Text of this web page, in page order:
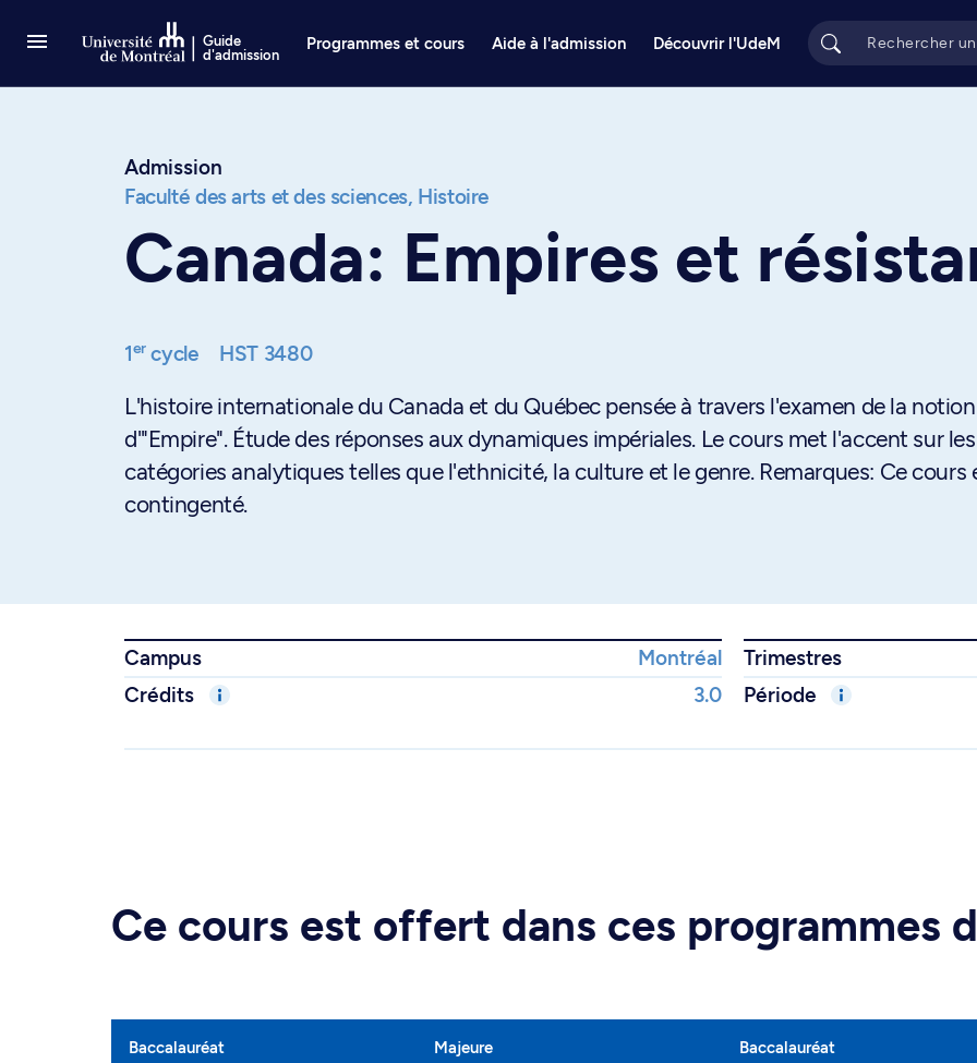
Guide
d'admission
Programmes et cours Aide à l'admission Découvrir l'UdeM
Admission
Faculté des arts et des sciences, Histoire
Canada: Empires et
1ercycle HST 3480
L'histoire internationale du Canada et du Québec pensée à travers l'examen de la notion
d'"Empire". Étude des réponses aux dynamiques impériales. Le cours met l'accent sur les
catégories analytiques telles que l'ethnicité, la culture et le genre. Remarques: Ce cours
contingenté.
Campus Montréal
Trimestres
Crédits
3.0 Période
Ce cours est offert dans ces programmes
Baccalauréat Majeure Baccalauréat